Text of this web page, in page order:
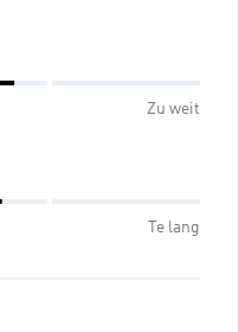
Zu weit
Te lang